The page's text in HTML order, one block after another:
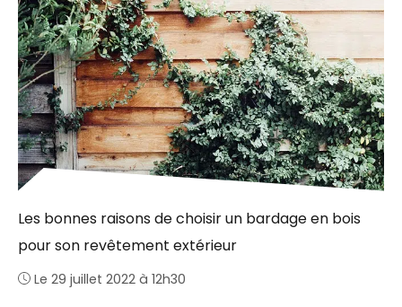
Les bonnes raisons de choisir un bardage en bois
pour son revêtement extérieur
Le 29 juillet 2022 à 12h30